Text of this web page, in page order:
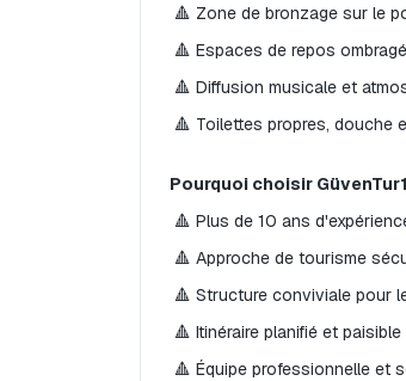
🔺 Zone de bronzage sur le
🔺 Espaces de repos
🔺 Diffusion musicale et
🔺 Toilettes propres, douche
Pourquoi choisir
🔺 Plus de 10 ans
🔺 Approche de tourisme
🔺 Structure conviviale pour
🔺 Itinéraire planifié et paisible
🔺 Équipe professionnelle et